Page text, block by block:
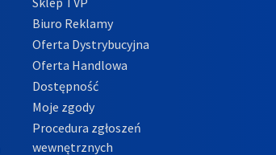
Biuro Reklamy
Oferta Dystrybucyjna
Oferta Handlowa
Dostępność
Moje zgody
Procedura zgłoszeń
wewnętrznych